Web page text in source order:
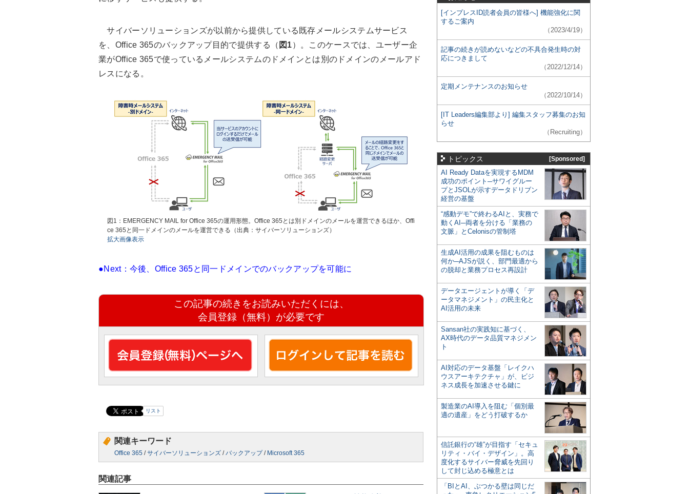
サイバーソリューションズが以前から提供している既存メールシステムサービス
を、Office 365のバックアップ目的で提供する（ 図1）。このケースでは、ユーザー企
業がOffice 365で使っているメールシステムのドメインとは別のドメインのメールアド
レスになる。
図1：EMERGENCY MAIL for Office 365の運用形態。Office 365とは別ドメインのメールを運営できるほか、Offi
ce 365と同一ドメインのメールを運営できる（出典：サイバーソリューションズ）
拡大画像表示
●Next：今後、Office 365と同一ドメインでのバックアップを可能に
この記事の続きをお読みいただくには、
会員登録（無料）が必要です
リスト
関連キーワード
Office 365 /サイバーソリューションズ /バックアップ/ Microsoft 365
関連記事
[インプレスID読者会員の皆様へ] 機能強化に関
するご案内
（2023/4/19）
記事の続きが読めないなどの不具合発生時の対
応につきまして
（2022/12/14）
定期メンテナンスのお知らせ
（2022/10/14）
[IT Leaders編集部より] 編集スタッフ募集のお知
らせ
（Recruiting）
トピックス [Sponsored]
AI Ready Dataを実現するMDM
成功のポイント─サワイグルー
プとJSOLが示すデータドリブン
経営の基盤
“感動デモ”で終わるAIと、実務で
動くAI─両者を分ける「業務の
文脈」とCelonisの管制塔
生成AI活用の成果を阻むものは
何か─AJSが説く、部門最適から
の脱却と業務プロセス再設計
データエージェントが導く「デ
ータマネジメント」の民主化と
AI活用の未来
Sansan社の実践知に基づく、
AX時代のデータ品質マネジメン
ト
AI対応のデータ基盤「レイクハ
ウスアーキテクチャ」が、ビジ
ネス成長を加速させる鍵に
製造業のAI導入を阻む「個別最
適の遺産」をどう打破するか
信託銀行の“雄”が目指す「セキュ
リティ・バイ・デザイン」。高
度化するサイバー脅威を先回り
して封じ込める極意とは
「BIとAI、ぶつかる壁は同じだ